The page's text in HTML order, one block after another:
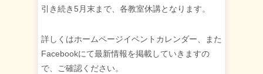
引き続き5月末まで、各教室休講となります。
詳しくはホームページイベントカレンダー、また
Facebookにて最新情報を掲載していきますの
で、ご確認ください。